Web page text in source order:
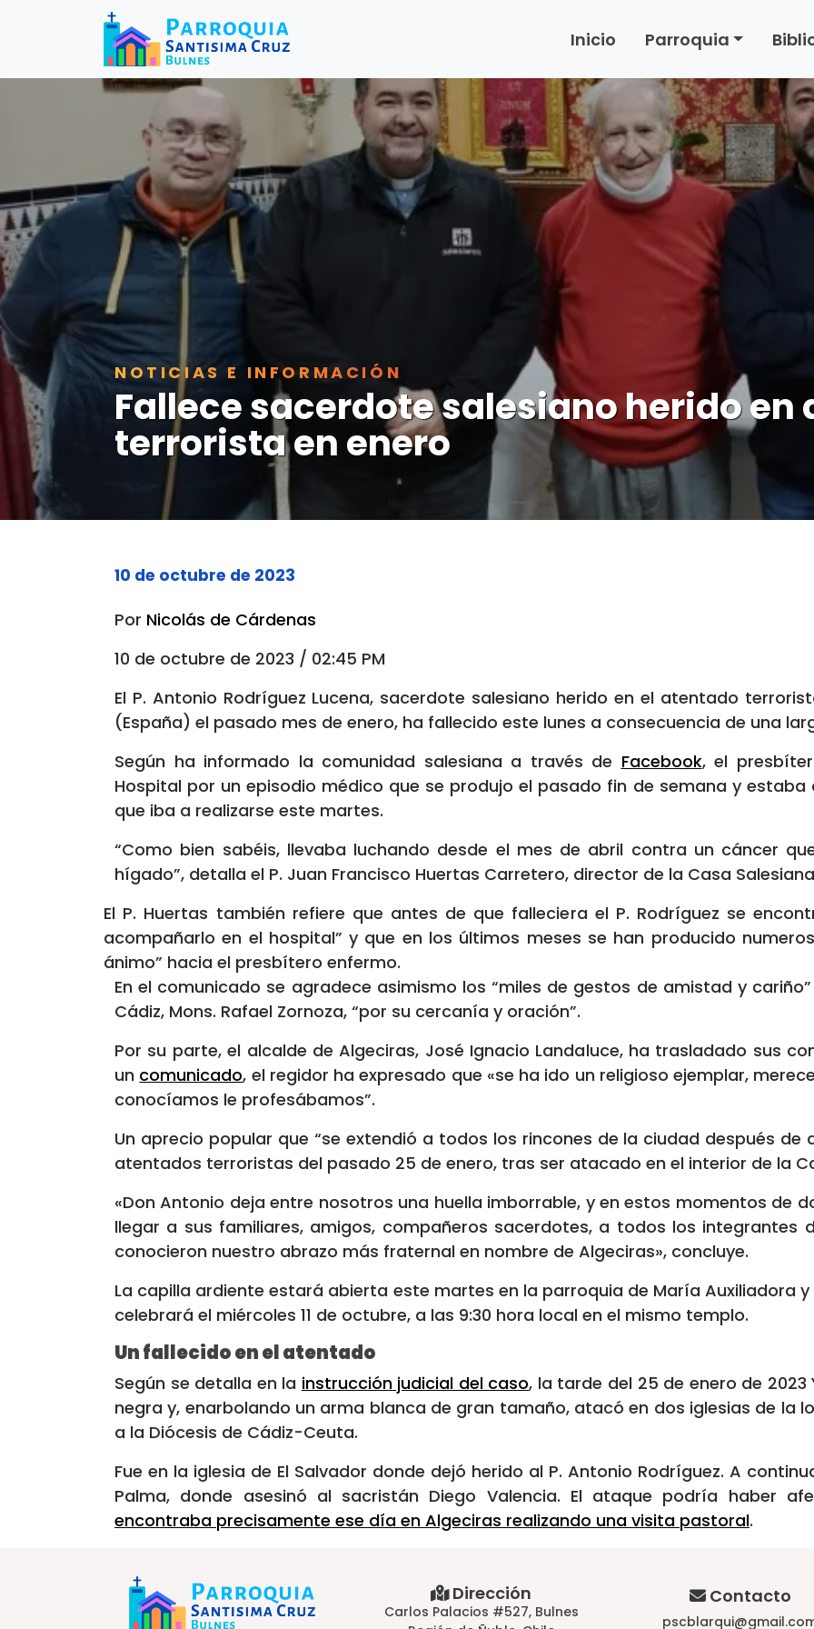
Inicio Parroquia
NOTICIAS E INFORMACIÓN
Fallece sacerdote salesiano herido
terrorista en enero
10 de octubre de 2023
Por Nicolás de Cárdenas
10 de octubre de 2023 / 02:45 PM
El P. Antonio Rodríguez Lucena, sacerdote salesiano herido en el atentado
(España) el pasado mes de enero, ha fallecido este lunes a consecuencia de una
Según ha informado la comunidad salesiana a través de Facebook, el
Hospital por un episodio médico que se produjo el pasado fin de semana y estaba
que iba a realizarse este martes.
“Como bien sabéis, llevaba luchando desde el mes de abril contra un cáncer
hígado”, detalla el P. Juan Francisco Huertas Carretero, director de la Casa Salesiana
El P. Huertas también refiere que antes de que falleciera el P. Rodríguez se
acompañarlo en el hospital” y que en los últimos meses se han producido
ánimo” hacia el presbítero enfermo.
En el comunicado se agradece asimismo los “miles de gestos de amistad y cariño”
Cádiz, Mons. Rafael Zornoza, “por su cercanía y oración”.
Por su parte, el alcalde de Algeciras, José Ignacio Landaluce, ha trasladado sus
un comunicado, el regidor ha expresado que «se ha ido un religioso ejemplar,
conocíamos le profesábamos”.
Un aprecio popular que “se extendió a todos los rincones de la ciudad después de
atentados terroristas del pasado 25 de enero, tras ser atacado en el interior de la
«Don Antonio deja entre nosotros una huella imborrable, y en estos momentos de
llegar a sus familiares, amigos, compañeros sacerdotes, a todos los integrantes
conocieron nuestro abrazo más fraternal en nombre de Algeciras», concluye.
La capilla ardiente estará abierta este martes en la parroquia de María Auxiliadora y
celebrará el miércoles 11 de octubre, a las 9:30 hora local en el mismo templo.
Un fallecido en el atentado
Según se detalla en la instrucción judicial del caso, la tarde del 25 de enero de 2023
negra y, enarbolando un arma blanca de gran tamaño, atacó en dos iglesias de la
a la Diócesis de Cádiz-Ceuta.
Fue en la iglesia de El Salvador donde dejó herido al P. Antonio Rodríguez. A
Palma, donde asesinó al sacristán Diego Valencia. El ataque podría haber
encontraba precisamente ese día en Algeciras realizando una visita pastoral.
Dirección
Carlos Palacios #527, Bulnes
Contacto